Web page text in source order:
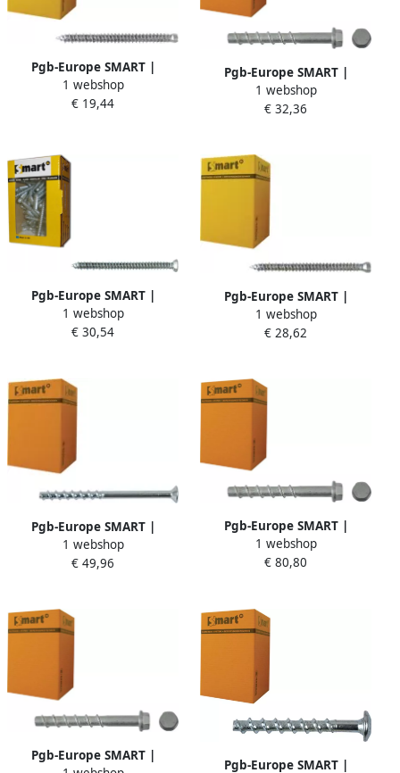
Pgb-Europe SMART |
Kozijnschroef CK-T25 Ø 7
50x112 Zn
1 webshop
€ 19,44
Pgb-Europe SMART |
Betonschroef S-BSZ 5x5x40
Znlamel | 100 st
1 webshop
€ 32,36
Pgb-Europe SMART |
Kozijnschroef VZK-T30 Ø 7
50x152 Zn | 100 st
1 webshop
€ 30,54
Pgb-Europe SMART |
Kozijnschroef CK-T30 Ø 7
50x152 Zn | 100 st
1 webshop
€ 28,62
Pgb-Europe SMART |
Betonschroef S-BSV 5x25x60
Zn | 100 st
1 webshop
€ 49,96
Pgb-Europe SMART |
Betonschroef S-BSZ
12x45x110 Znlamel | 25 st
1 webshop
€ 80,80
Pgb-Europe SMART |
Pgb-Europe SMART |